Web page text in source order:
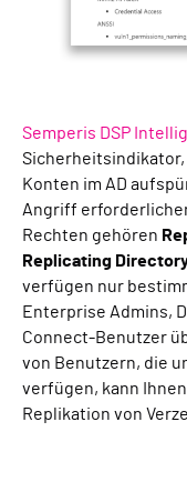
Semperis DSP
Konten im AD
Angriff
Rechten gehören
Replicating
verfügen nur
Enterprise Admins,
Connect-Benutzer
von Benutzern, die
verfügen, kann
Replikation von